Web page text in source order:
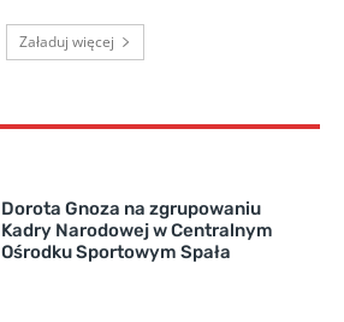
Załaduj więcej
Dorota Gnoza na zgrupowaniu
Kadry Narodowej w Centralnym
Ośrodku Sportowym Spała